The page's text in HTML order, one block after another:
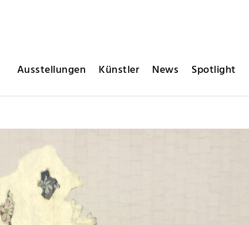
Ausstellungen Künstler News Spotlight